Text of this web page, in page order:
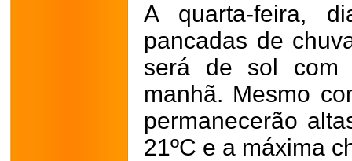
A quarta-feira,
pancadas de
será de sol com
manhã. Mesmo
permanecerão
21ºC e a máxima